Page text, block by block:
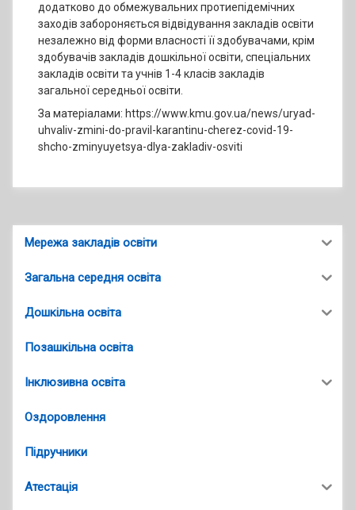
додатково до обмежувальних протиепідемічних
заходів забороняється відвідування закладів освіти
незалежно від форми власності її здобувачами, крім
здобувачів закладів дошкільної освіти, спеціальних
закладів освіти та учнів 1-4 класів закладів
загальної середньої освіти.
За матеріалами: https://www.kmu.gov.ua/news/uryad-
uhvaliv-zmini-do-pravil-karantinu-cherez-covid-19-
shcho-zminyuyetsya-dlya-zakladiv-osviti
Мережа закладів освіти
Загальна середня освіта
Дошкільна освіта
Позашкільна освіта
Інклюзивна освіта
Оздоровлення
Підручники
Атестація